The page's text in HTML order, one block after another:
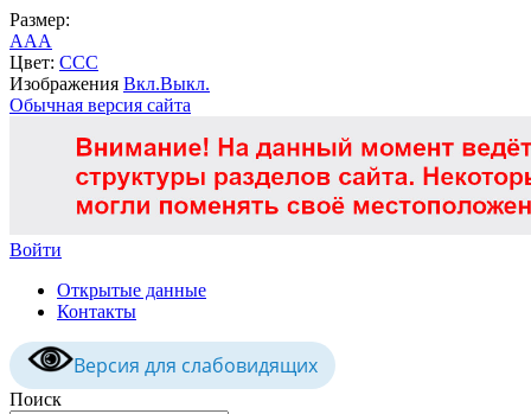
Размер:
AAA
Цвет: CCC
Изображения Вкл.Выкл.
Обычная версия сайта
Войти
Открытые данные
Контакты
Версия для слабовидящих
Поиск